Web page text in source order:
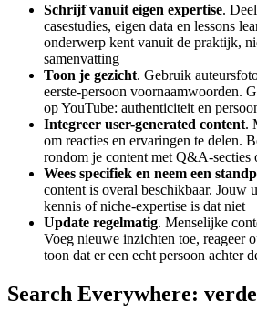
Schrijf vanuit eigen expertise.
casestudies, eigen data en lessons
onderwerp kent vanuit de praktijk,
samenvatting
Toon je gezicht. Gebruik
eerste-persoon voornaamwoorden.
op YouTube: authenticiteit en
Integreer user-generated content.
om reacties en ervaringen te delen.
rondom je content met Q&A-secties
Wees specifiek en neem een
content is overal beschikbaar. Jouw
kennis of niche-expertise is dat niet
Update regelmatig. Menselijke
Voeg nieuwe inzichten toe, reageer
toon dat er een echt persoon achter
Search Everywhere: